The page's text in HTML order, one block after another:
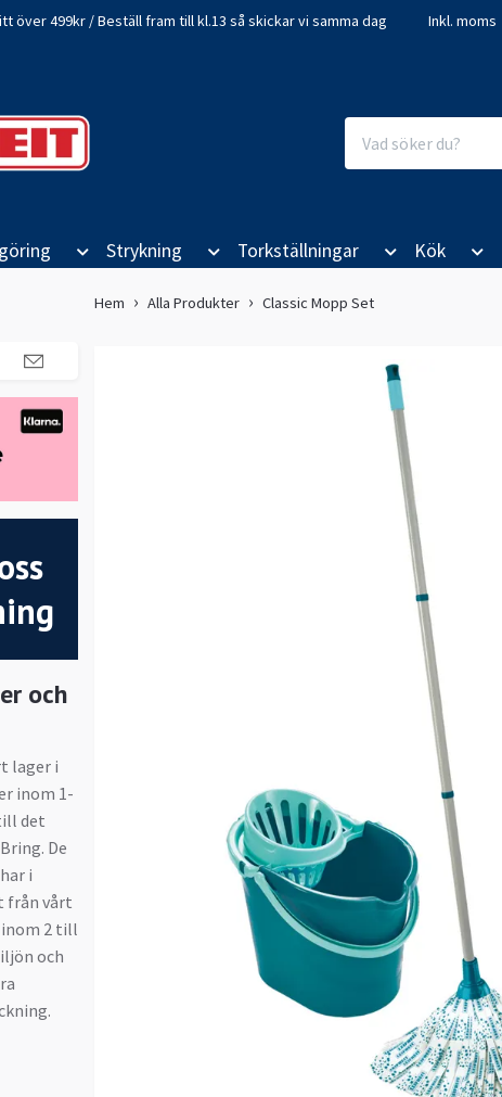
över 499kr / Beställ fram till kl.13 så skickar vi samma dag Inkl. moms
Strykning Torkställningar Kök
och
lager i
inom 1-
det
De
i
från vårt
2 till
och
Hem Alla Produkter Classic Mopp Set